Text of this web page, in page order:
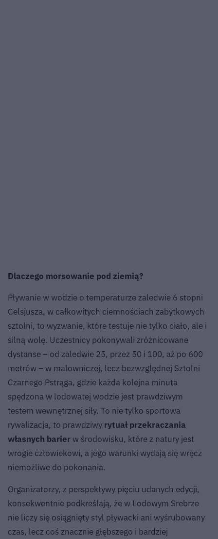
Dlaczego morsowanie pod ziemią?
Pływanie w wodzie o temperaturze zaledwie 6 stopni
Celsjusza, w całkowitych ciemnościach zabytkowych
sztolni, to wyzwanie, które testuje nie tylko ciało, ale i
silną wolę. Uczestnicy pokonywali zróżnicowane
dystanse – od zaledwie 25, przez 50 i 100, aż po 600
metrów – w malowniczej, lecz bezwzględnej Sztolni
Czarnego Pstrąga, gdzie każda kolejna minuta
spędzona w lodowatej wodzie jest prawdziwym
testem wewnętrznej siły. To nie tylko sportowa
rywalizacja, to prawdziwy rytuał przekraczania
własnych barier w środowisku, które z natury jest
wrogie człowiekowi, a jego warunki wydają się wręcz
niemożliwe do pokonania.
Organizatorzy, z perspektywy pięciu udanych edycji,
konsekwentnie podkreślają, że w Lodowym Srebrze
nie liczy się osiągnięty styl pływacki ani wyśrubowany
czas, lecz coś znacznie głębszego i bardziej